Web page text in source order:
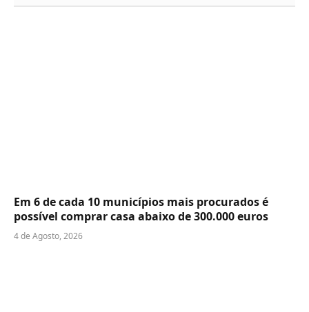
Em 6 de cada 10 municípios mais procurados é
possível comprar casa abaixo de 300.000 euros
4 de Agosto, 2026